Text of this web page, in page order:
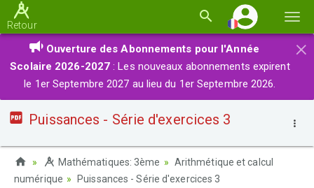
la
Retour
×
Ouverture des Abonnements pour l'Année
Scolaire 2026-2027 : Les nouveaux abonnements expirent
le 1er Septembre 2027 au lieu du 1er Septembre 2026.
Puissances - Série d'exercices 3
Mathématiques: 3ème
Arithmétique et calcul
numérique
Puissances - Série d'exercices 3